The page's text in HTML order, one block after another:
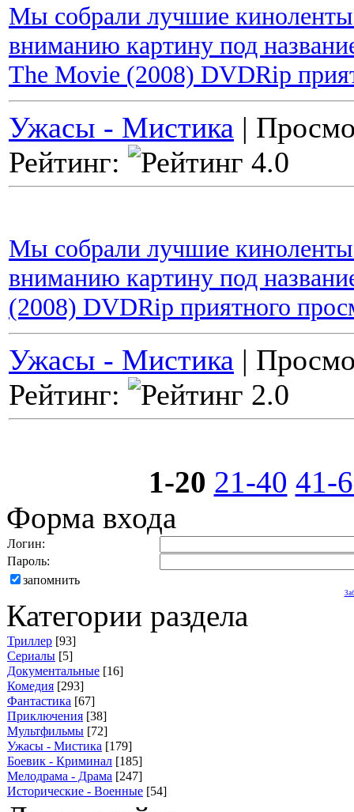
Мы собрали лучшие киноленты
вниманию картину под
The Movie (2008) DVDRip
Ужасы - Мистика |
Рейтинг:
Мы собрали лучшие киноленты
вниманию картину под
(2008) DVDRip приятного
Ужасы - Мистика |
Рейтинг:
1-20 21-40 41-
Форма входа
Логин:
Пароль:
запомнить
Категории раздела
Триллер [93]
Сериалы [5]
Документальные [16]
Комедия [293]
Фантастика [67]
Приключения [38]
Мультфильмы [72]
Ужасы - Мистика [179]
Боевик - Криминал [185]
Мелодрама - Драма [247]
Исторические - Военные [54]